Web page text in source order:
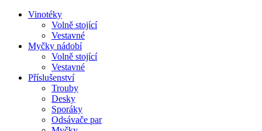
Vinotéky
Volně stojící
Vestavné
Myčky nádobí
Volně stojící
Vestavné
Příslušenství
Trouby
Desky
Sporáky
Odsávače par